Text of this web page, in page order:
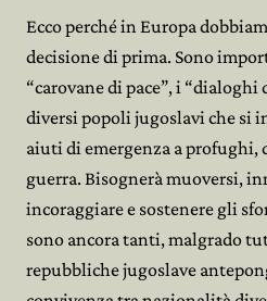
Ecco perché in Europa
decisione di prima. Sono
“carovane di pace”, i
diversi popoli jugoslavi che si
aiuti di emergenza a
guerra. Bisognerà muoversi,
incoraggiare e sostenere gli
sono ancora tanti, malgrado
repubbliche jugoslave